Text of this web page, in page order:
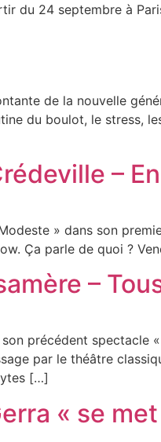
du 24 septembre à
de la nouvelle
du boulot, le stress,
–
» dans son
Ça parle de quoi ?
–
précédent spectacle
par le théâtre
[…]
« se